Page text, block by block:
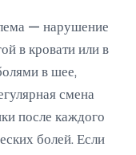
— нарушение
в кровати или в
в шее,
смена
после каждого
болей. Если